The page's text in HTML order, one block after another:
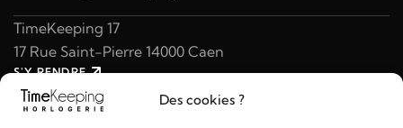
Des cookies ?
TimeKeeping 17
17 Rue Saint-Pierre 14000 Caen
S'Y RENDRE
02 31 47 49 97
contact@timekeeping.fr